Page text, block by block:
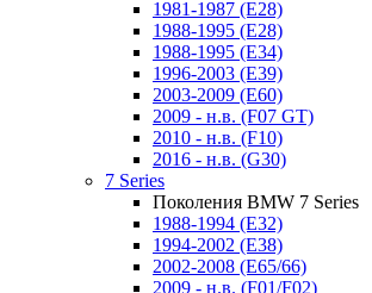
1981-1987 (E28)
1988-1995 (E28)
1988-1995 (E34)
1996-2003 (E39)
2003-2009 (E60)
2009 - н.в. (F07 GT)
2010 - н.в. (F10)
2016 - н.в. (G30)
7 Series
Поколения BMW 7 Series
1988-1994 (E32)
1994-2002 (E38)
2002-2008 (E65/66)
2009 - н.в. (F01/F02)